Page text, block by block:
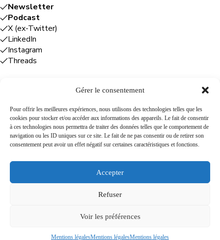
Gérer le consentement
Pour offrir les meilleures expériences, nous utilisons des technologies telles que les
cookies pour stocker et/ou accéder aux informations des appareils. Le fait de consentir
à ces technologies nous permettra de traiter des données telles que le comportement de
navigation ou les ID uniques sur ce site. Le fait de ne pas consentir ou de retirer son
consentement peut avoir un effet négatif sur certaines caractéristiques et fonctions.
Accepter
Refuser
Voir les préférences
Mentions légalesMentions légalesMentions légales
Newsletter
Podcast
X (ex-Twitter)
LinkedIn
Instagram
Threads
Plume Caraïbe: conseil éditorial +
rédaction
Foodîles Agency: lab + média + événement
Cuisines mobiles
Newsletter Podcast